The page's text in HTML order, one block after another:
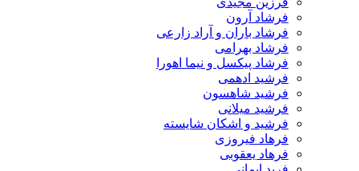
فرشاد آرون
فرشاد باران و آراد زارعی
فرشاد بهرامی
فرشاد پیکسل و نیما اهورا
فرشید ادهمی
فرشید شاهسون
فرشید میلانی
فرشید و اشکان شایسته
فرهاد فیروزی
فرهاد یعقوبی